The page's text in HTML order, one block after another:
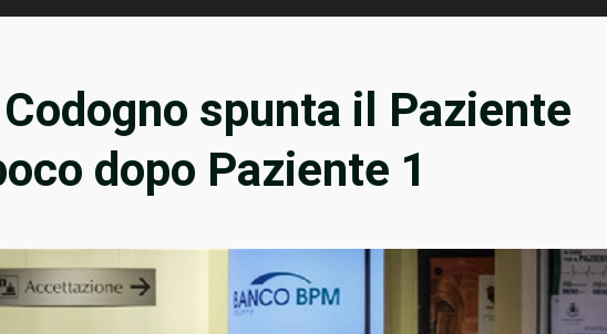
spunta il Paziente
dopo Paziente 1